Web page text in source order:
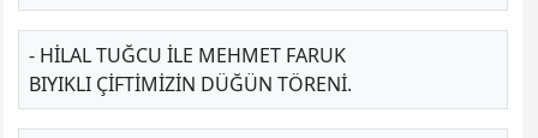
- HILAL TUĞCU ILE MEHMET FARUK
BIYIKLI ÇIFTIMIZIN DÜĞÜN TÖRENI.